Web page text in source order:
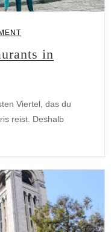
in
Viertel, das du
reist. Deshalb